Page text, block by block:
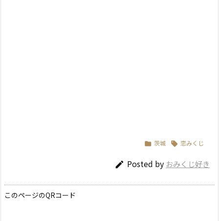
 茨城  恋みくじ
 Posted by おみくじ好き
このページのQRコード